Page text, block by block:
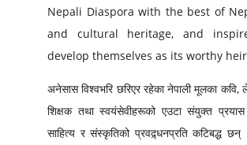
Nepali Diaspora with the best of
and cultural heritage, and
develop themselves as its worthy
अनेसास विश्वभरि छरिएर रहेका नेपाली मूलका
शिक्षक तथा स्वयंसेवीहरूको एउटा संयुक्त प्रयास
साहित्य र संस्कृतिको प्रवद्र्धनप्रति कटिबद्ध